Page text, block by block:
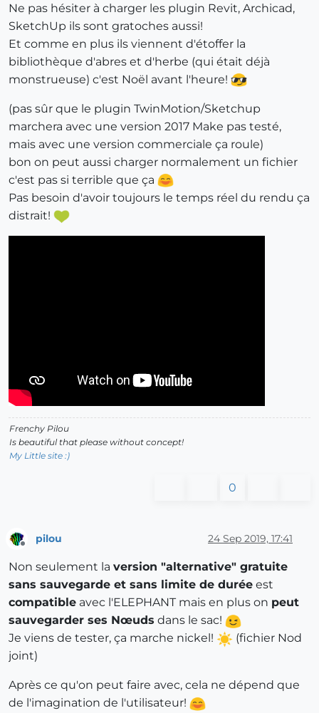
Ne pas hésiter à charger les plugin Revit, Archicad,
SketchUp ils sont gratoches aussi!
Et comme en plus ils viennent d'étoffer la
bibliothèque d'abres et d'herbe (qui était déjà
monstrueuse) c'est Noël avant l'heure!
(pas sûr que le plugin TwinMotion/Sketchup
marchera avec une version 2017 Make pas testé,
mais avec une version commerciale ça roule)
bon on peut aussi charger normalement un fichier
c'est pas si terrible que ça
Pas besoin d'avoir toujours le temps réel du rendu ça
distrait!
Frenchy Pilou
Is beautiful that please without concept!
My Little site :)
0
pilou 24 Sep 2019, 17:41
Non seulement la version "alternative" gratuite
sans sauvegarde et sans limite de durée est
compatible avec l'ELEPHANT mais en plus on peut
sauvegarder ses Nœuds dans le sac!
Je viens de tester, ça marche nickel!
(fichier Nod
joint)
Après ce qu'on peut faire avec, cela ne dépend que
de l'imagination de l'utilisateur!